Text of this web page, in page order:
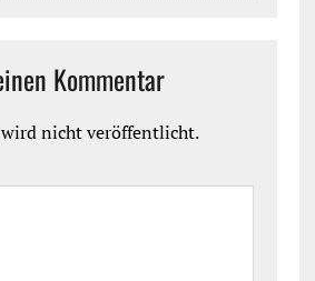
Kommentar
nicht veröffentlicht.